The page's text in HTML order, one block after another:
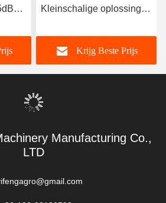
Kleinschalige oplossing
geluidsniveau voor
compacte rijstinstallaties
Krijg Beste Prijs
Manufacturing Co.,
LTD